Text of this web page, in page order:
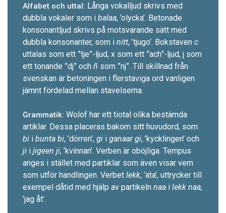
Alfabet och uttal: Långa vokalljud skrivs med
dubbla vokaler som i balaa, ’olycka’. Betonade
konsonantljud skrivs på motsvarande sätt med
dubbla konsonanter, som i nitt, ’tjugo’. Bokstaven c
uttalas som ett ”tje”-ljud, x som ett ”ach”-ljud, j som
ett tonande ”dj” och ñ som ”nj”. Till skillnad från
svenskan är betoningen i flerstaviga ord vanligen
jämnt fördelad ­mellan stavelserna.
Grammatik: Wolof har ett tiotal olika bestämda
artiklar. Dessa placeras bakom sitt huvudord, som
bi i bunta bi, ’dörren’, gi i ganaar gi, ’kycklingen’ och
ji i jigeen ji, ’kvinnan’. Verben är oböjliga. Tempus
anges i stället med partiklar som även ­visar vem
som utför handlingen. Verbet lekk, ’äta’, uttrycker till
exempel dåtid med hjälp av partikeln naa i lekk naa,
’jag åt’.